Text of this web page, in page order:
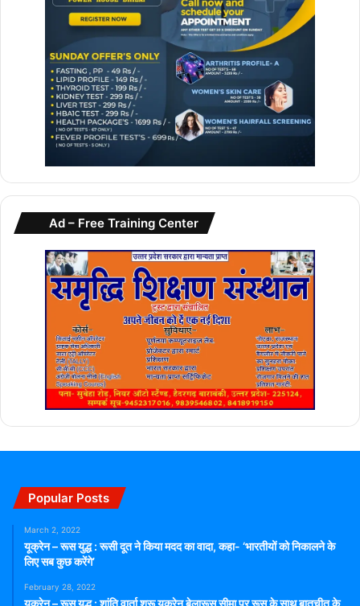
Ad – Free Training Center
Popular Posts
March 2, 2022
यूक्रेन – रूस युद्ध : रूसी दूत ने किया मदद का वादा, कहा- ‘भारतीयों को निकालने के
लिए सब कुछ करेंगे’
February 28, 2022